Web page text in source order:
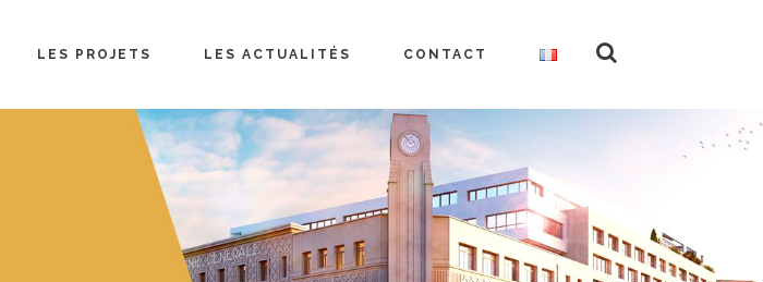
LES PROJETS LES ACTUALITÉS CONTACT